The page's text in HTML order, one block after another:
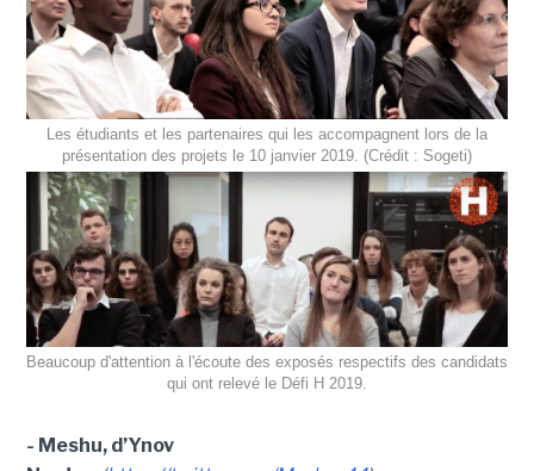
Les étudiants et les partenaires qui les accompagnent lors de la
présentation des projets le 10 janvier 2019. (Crédit : Sogeti)
Beaucoup d'attention à l'écoute des exposés respectifs des candidats
qui ont relevé le Défi H 2019.
- Meshu, d’Ynov